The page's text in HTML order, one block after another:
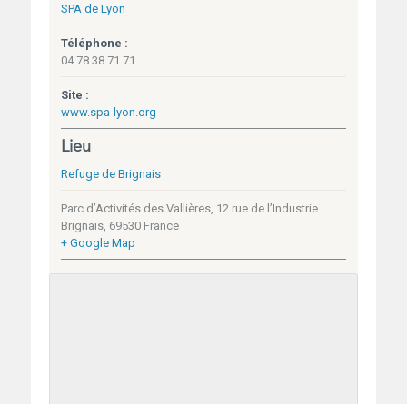
SPA de Lyon
Téléphone :
04 78 38 71 71
Site :
www.spa-lyon.org
Lieu
Refuge de Brignais
Parc d’Activités des Vallières, 12 rue de l’Industrie
Brignais 69530 France
+ Google Map